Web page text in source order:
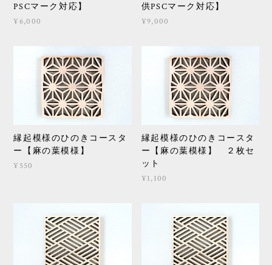
PSCマーク対応】
¥6,000
供PSCマーク対応】
¥9,000
縁起模様のひのきコースタ
ー【麻の葉模様】
¥550
縁起模様のひのきコースタ
ー【麻の葉模様】 ２枚セ
ット
¥1,100